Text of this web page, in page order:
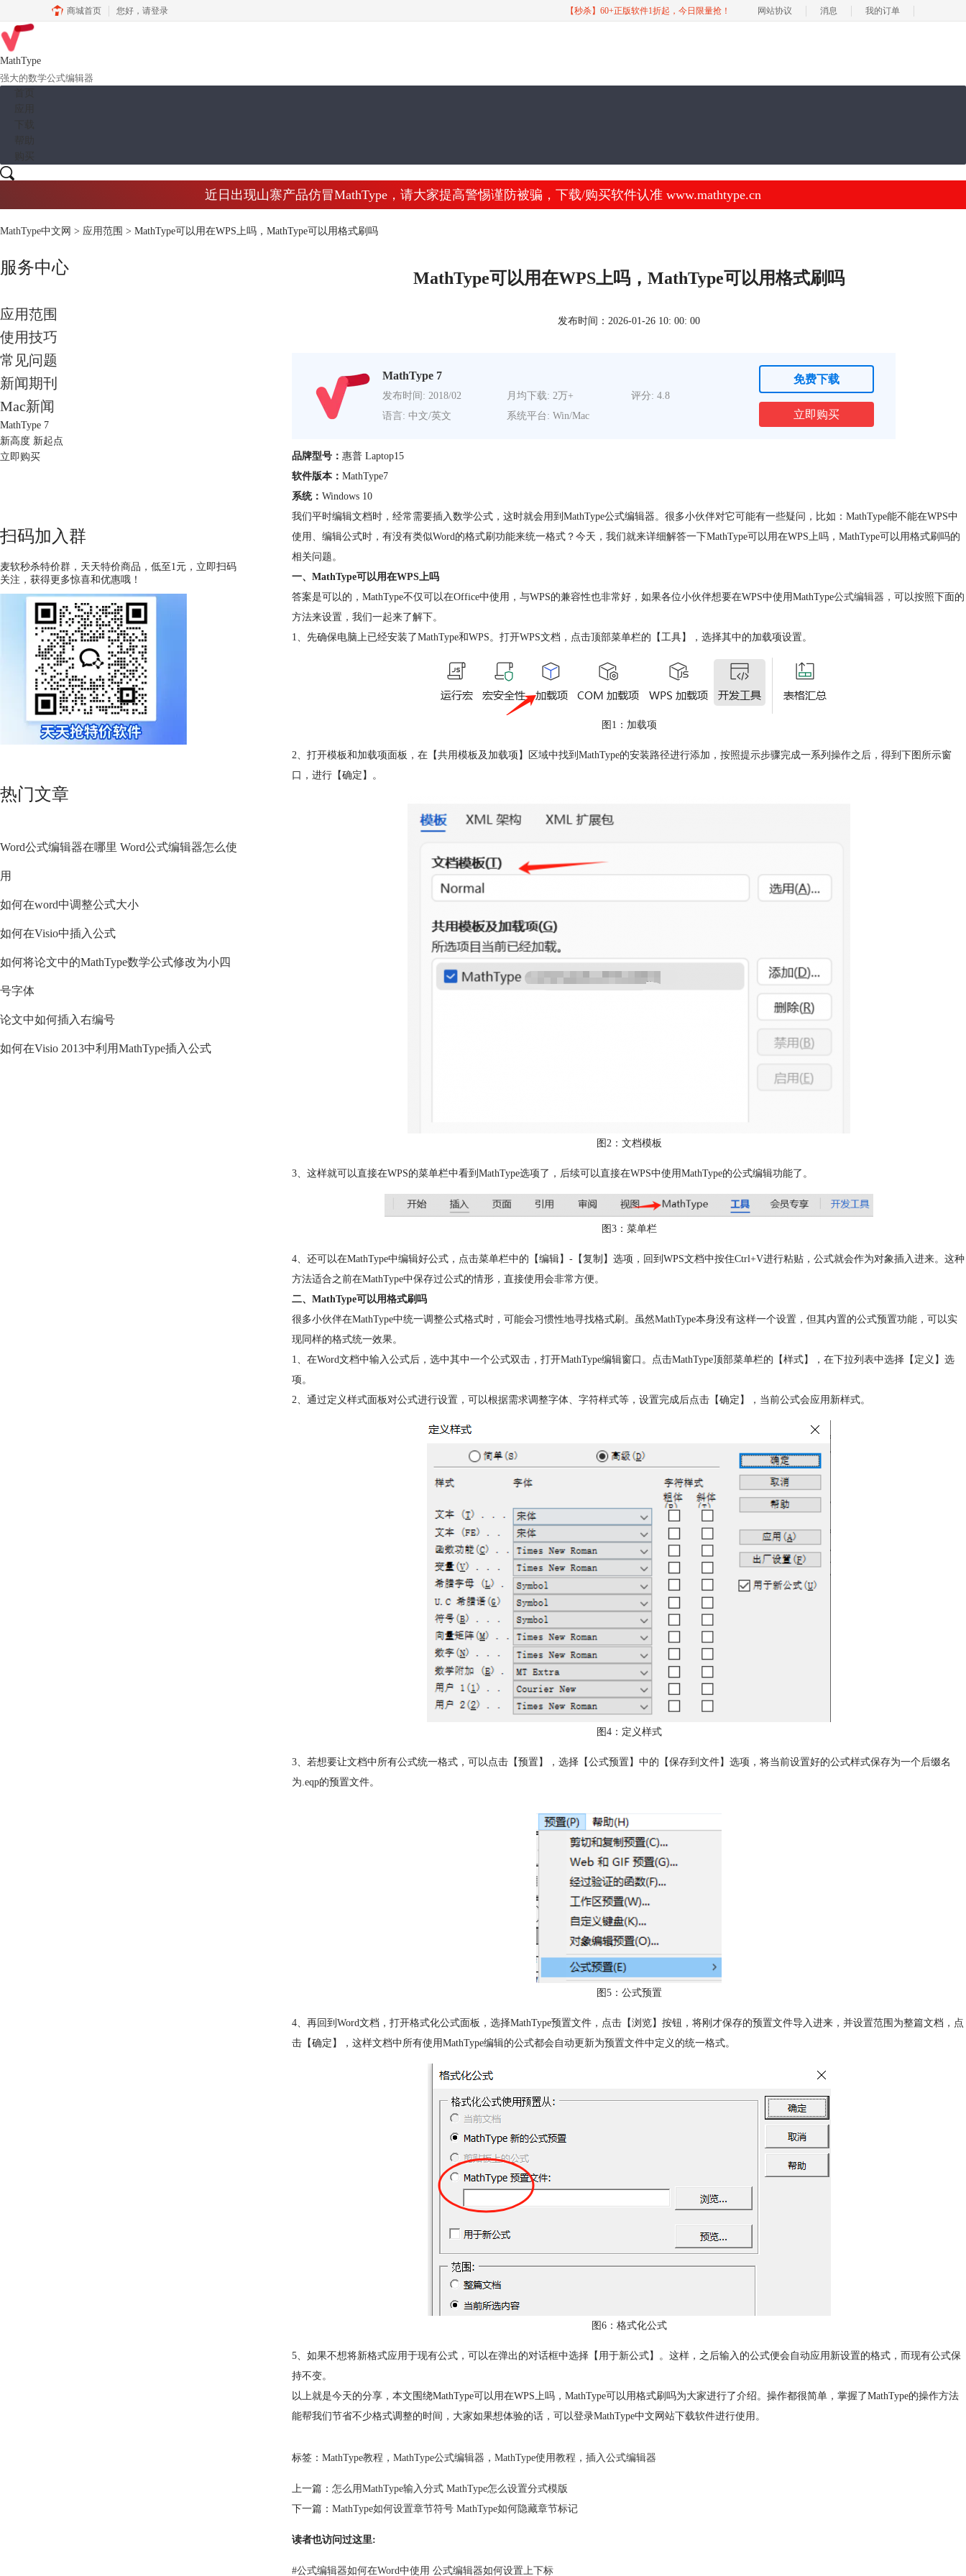
商城首页 您好， 请登录 【秒杀】60+正版软件1折起，今日限量抢！ 网站协议 消息 我的订单
MathType
强大的数学公式编辑器
近日出现山寨产品仿冒MathType，请大家提高警惕谨防被骗，下载/购买软件认准 www.mathtype.cn
MathType中文网 > 应用范围 > MathType可以用在WPS上吗，MathType可以用格式刷吗
服务中心
应用范围
使用技巧
常见问题
新闻期刊
Mac新闻
MathType 7
新高度 新起点
立即购买
扫码加入群
麦软秒杀特价群，天天特价商品，低至1元，立即扫码
关注，获得更多惊喜和优惠哦！
热门文章
Word公式编辑器在哪里 Word公式编辑器怎么使
用
如何在word中调整公式大小
如何在Visio中插入公式
如何将论文中的MathType数学公式修改为小四
号字体
论文中如何插入右编号
如何在Visio 2013中利用MathType插入公式
MathType可以用在WPS上吗，MathType可以用格式刷吗
发布时间：2026-01-26 10: 00: 00
MathType 7
发布时间: 2018/02 月均下载: 2万+
评分: 4.8
语言: 中文/英文
系统平台: Win/Mac
免费下载
立即购买
品牌型号： 惠普 Laptop15
软件版本： MathType7
系统： Windows 10
我们平时编辑文档时，经常需要插入数学公式，这时就会用到MathType公式编辑器。很多小伙伴对它可能有一些疑问，比如：MathType能不能在WPS中
使用、编辑公式时，有没有类似Word的格式刷功能来统一格式？今天，我们就来详细解答一下MathType可以用在WPS上吗，MathType可以用格式刷吗的
相关问题。
一、MathType可以用在WPS上吗
答案是可以的，MathType不仅可以在Office中使用，与WPS的兼容性也非常好，如果各位小伙伴想要在WPS中使用MathType公式编辑器 ，可以按照下面的
方法来设置，我们一起来了解下。
1、先确保电脑上已经安装了MathType和WPS。打开WPS文档，点击顶部菜单栏的【工具】，选择其中的加载项设置。
图1：加载项
2、打开模板和加载项面板，在【共用模板及加载项】区域中找到MathType的安装路径进行添加，按照提示步骤完成一系列操作之后，得到下图所示窗
口，进行【确定】。
图2：文档模板
3、这样就可以直接在WPS的菜单栏中看到MathType选项了，后续可以直接在WPS中使用MathType的公式编辑功能了。
图3：菜单栏
4、还可以在MathType中编辑好公式，点击菜单栏中的【编辑】-【复制】选项，回到WPS文档中按住Ctrl+V进行粘贴，公式就会作为对象插入进来。这种
方法适合之前在MathType中保存过公式的情形，直接使用会非常方便。
二、MathType可以用格式刷吗
很多小伙伴在MathType中统一调整公式格式时，可能会习惯性地寻找格式刷。虽然MathType本身没有这样一个设置，但其内置的公式预置功能，可以实
现同样的格式统一效果。
1、在Word文档中输入公式后，选中其中一个公式双击，打开MathType编辑窗口。点击MathType顶部菜单栏的【样式】，在下拉列表中选择【定义】选
项。
2、通过定义样式面板对公式进行设置，可以根据需求调整字体、字符样式等，设置完成后点击【确定】，当前公式会应用新样式。
图4：定义样式
3、若想要让文档中所有公式统一格式，可以点击【预置】，选择【公式预置】中的【保存到文件】选项， 将当前设置好的公式样式保存为一个后缀名
为.eqp的预置文件。
图5：公式预置
4、再回到Word文档，打开格式化公式面板，选择MathType预置文件，点击【浏览】按钮，将刚才保存的预置文件导入进来，并设置范围为整篇文档，点
击【确定】，这样文档中所有使用MathType编辑的公式都会自动更新为预置文件中定义的统一格式。
图6：格式化公式
5、如果不想将新格式应用于现有公式，可以在弹出的对话框中选择【用于新公式】。这样，之后输入的公式便会自动应用新设置的格式，而现有公式保
持不变。
以上就是今天的分享，本文围绕MathType可以用在WPS上吗，MathType可以用格式刷吗为大家进行了介绍。操作都很简单，掌握了MathType的操作方法
能帮我们节省不少格式调整的时间，大家如果想体验的话，可以登录MathType中文网站下载软件进行使用。
标签： MathType教程 ， MathType公式编辑器 ， MathType使用教程 ， 插入公式编辑器
上一篇： 怎么用MathType输入分式 MathType怎么设置分式模版
下一篇： MathType如何设置章节符号 MathType如何隐藏章节标记
读者也访问过这里:
#公式编辑器如何在Word中使用 公式编辑器如何设置上下标